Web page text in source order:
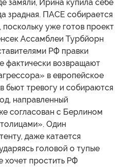
замяли, Ирина купила себе
зрадная. ПАСЕ собирается
поскольку уже готов проект
Ассамблеи Турбйорн
РФ правки
фактически возвращают
в европейское
бьют тревогу и собираются
направленный
согласован с Берлином
Один
даже катается
головой о тупые
хочет простить РФ